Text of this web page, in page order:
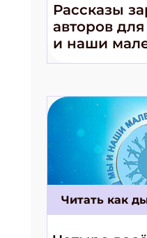
Рассказы
авторов
и наши
Читать как